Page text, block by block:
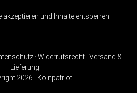
akzeptieren und Inhalte entsperren
· Widerrufsrecht · Versand &
Lieferung
2026 · Kölnpatriot